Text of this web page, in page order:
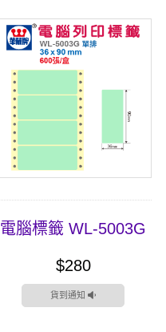
電腦標籤 WL-5003G
$280
貨到通知